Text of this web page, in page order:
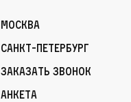
Москва
Санкт-Петербург
Заказать звонок
Анкета